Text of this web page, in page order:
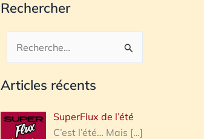
Rechercher
Rechercher :
Articles récents
SuperFlux de l’été
C’est l’été… Mais […]